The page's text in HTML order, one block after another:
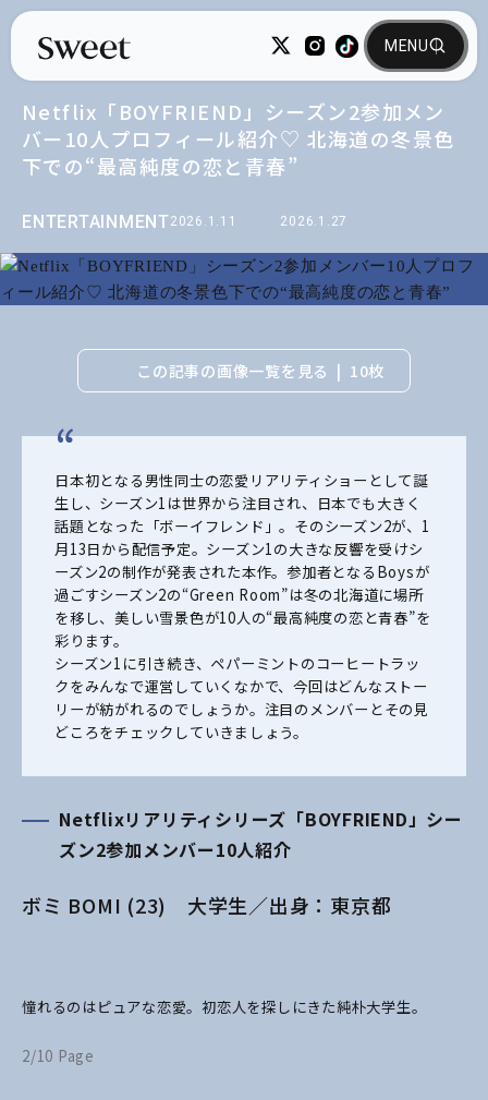
ENTERTAINMENT2026.1.11 2026.1.27
Netflix「BOYFRIEND」シーズン2参加メン
バー10人プロフィール紹介♡ 北海道の冬景色
下での“最高純度の恋と青春”
この記事の画像一覧を見る 10枚
日本初となる男性同士の恋愛リアリティショーとして誕
生し、シーズン1は世界から注目され、日本でも大きく
話題となった「ボーイフレンド」。そのシーズン2が、1
月13日から配信予定。シーズン1の大きな反響を受けシ
ーズン2の制作が発表された本作。参加者となるBoysが
過ごすシーズン2の“Green Room”は冬の北海道に場所
を移し、美しい雪景色が10人の“最高純度の恋と青春”を
彩ります。
シーズン1に引き続き、ペパーミントのコーヒートラッ
クをみんなで運営していくなかで、今回はどんなストー
リーが紡がれるのでしょうか。注目のメンバーとその見
どころをチェックしていきましょう。
Netflixリアリティシリーズ「BOYFRIEND」シー
ズン2参加メンバー10人紹介
ボミ BOMI (23) 大学生／出身：東京都
憧れるのはピュアな恋愛。初恋人を探しにきた純朴大学生。
2/10 Page